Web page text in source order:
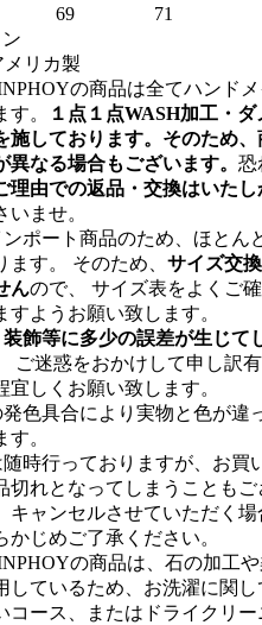
69
71
メリカ製
の商品は全てハンド
。
１点１点WASH加工・
施しております。そのため、
異なる場合もございます。 恐
理由での返品・交換はいた
ませ。
ポート商品のため、ほとん
ます。 そのため、 サイズ交
んので、 サイズ表をよくご
すようお願い致します。
飾等に多少の誤差が生じて
ご迷惑をおかけして申し訳
宜しくお願い致します。
色具合により実物と色が違
。
時行っておりますが、お買
切れとなってしまうこともご
キャンセルさせていただく場
かじめご了承ください。
の商品は、石の加工
しているため、お洗濯に関し
コース、またはドライクリ